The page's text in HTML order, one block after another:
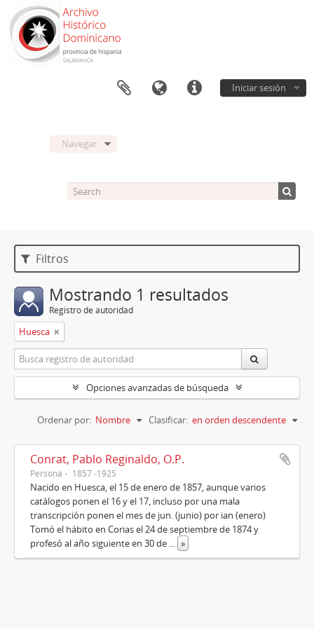
Iniciar sesión
Navegar
Filtros
Mostrando 1 resultados
Registro de autoridad
Huesca
Opciones avanzadas de búsqueda
Ordenar por: Nombre Clasificar: en orden descendente
Conrat, Pablo Reginaldo, O.P.
Persona 1857 -1925
Nacido en Huesca, el 15 de enero de 1857, aunque varios
catálogos ponen el 16 y el 17, incluso por una mala
transcripción ponen el mes de jun. (junio) por ian (enero)
Tomó el hábito en Corias el 24 de septiembre de 1874 y
profesó al año siguiente en 30 de ... »